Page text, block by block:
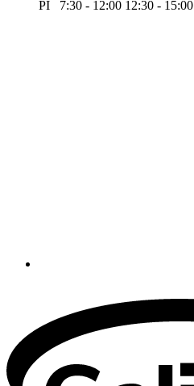
PI 7:30 - 12:00 12:30 - 15:00